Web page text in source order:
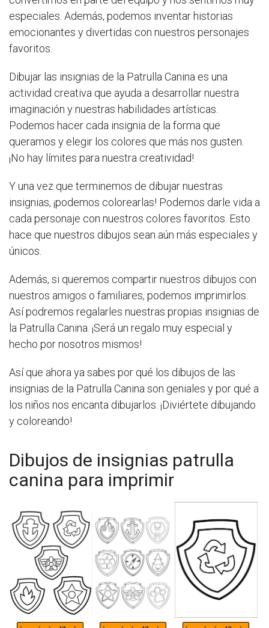
especiales. Además, podemos inventar historias
emocionantes y divertidas con nuestros personajes
favoritos.
Dibujar las insignias de la Patrulla Canina es una
actividad creativa que ayuda a desarrollar nuestra
imaginación y nuestras habilidades artísticas.
Podemos hacer cada insignia de la forma que
queramos y elegir los colores que más nos gusten.
¡No hay límites para nuestra creatividad!
Y una vez que terminemos de dibujar nuestras
insignias, ¡podemos colorearlas! Podemos darle vida a
cada personaje con nuestros colores favoritos. Esto
hace que nuestros dibujos sean aún más especiales y
únicos.
Además, si queremos compartir nuestros dibujos con
nuestros amigos o familiares, podemos imprimirlos.
Así podremos regalarles nuestras propias insignias de
la Patrulla Canina. ¡Será un regalo muy especial y
hecho por nosotros mismos!
Así que ahora ya sabes por qué los dibujos de las
insignias de la Patrulla Canina son geniales y por qué a
los niños nos encanta dibujarlos. ¡Diviértete dibujando
y coloreando!
Dibujos de insignias patrulla
canina para imprimir